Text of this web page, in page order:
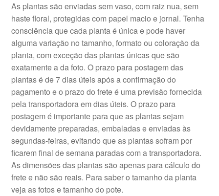
As plantas são enviadas sem vaso, com raiz nua, sem
haste floral, protegidas com papel macio e jornal. Tenha
consciência que cada planta é única e pode haver
alguma variação no tamanho, formato ou coloração da
planta, com exceção das plantas únicas que são
exatamente a da foto. O prazo para postagem das
plantas é de 7 dias úteis após a confirmação do
pagamento e o prazo do frete é uma previsão fornecida
pela transportadora em dias úteis. O prazo para
postagem é importante para que as plantas sejam
devidamente preparadas, embaladas e enviadas às
segundas-feiras, evitando que as plantas sofram por
ficarem final de semana paradas com a transportadora.
As dimensões das plantas são apenas para cálculo do
frete e não são reais. Para saber o tamanho da planta
veja as fotos e tamanho do pote.